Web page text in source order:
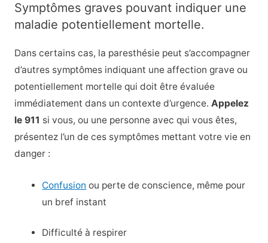
Symptômes graves pouvant indiquer une
maladie potentiellement mortelle.
Dans certains cas, la paresthésie peut s’accompagner
d’autres symptômes indiquant une affection grave ou
potentiellement mortelle qui doit être évaluée
immédiatement dans un contexte d’urgence. Appelez
le 911 si vous, ou une personne avec qui vous êtes,
présentez l’un de ces symptômes mettant votre vie en
danger :
Confusion ou perte de conscience, même pour
un bref instant
Difficulté à respirer